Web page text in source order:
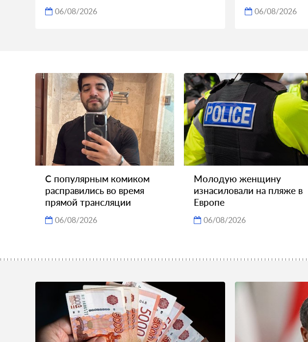
06/08/2026 06/08/2026
С популярным комиком
расправились во время
прямой трансляции
06/08/2026
Молодую женщину
изнасиловали на пляже в
Европе
06/08/2026